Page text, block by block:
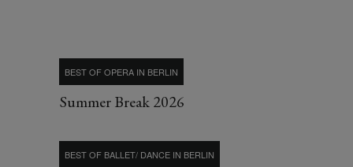
BEST OF OPERA IN BERLIN
Summer Break 2026
BEST OF BALLET/ DANCE IN BERLIN